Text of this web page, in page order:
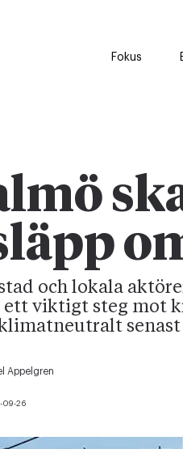
Fokus
och lokala
ett viktigt steg mot
Appelgren
09-26